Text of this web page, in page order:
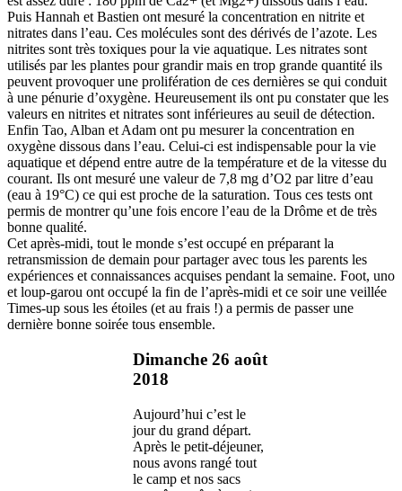
Puis Hannah et Bastien ont mesuré la concentration en nitrite et
nitrates dans l’eau. Ces molécules sont des dérivés de l’azote. Les
nitrites sont très toxiques pour la vie aquatique. Les nitrates sont
utilisés par les plantes pour grandir mais en trop grande quantité ils
peuvent provoquer une prolifération de ces dernières se qui conduit
à une pénurie d’oxygène. Heureusement ils ont pu constater que les
valeurs en nitrites et nitrates sont inférieures au seuil de détection.
Enfin Tao, Alban et Adam ont pu mesurer la concentration en
oxygène dissous dans l’eau. Celui-ci est indispensable pour la vie
aquatique et dépend entre autre de la température et de la vitesse du
courant. Ils ont mesuré une valeur de 7,8 mg d’O2 par litre d’eau
(eau à 19°C) ce qui est proche de la saturation. Tous ces tests ont
permis de montrer qu’une fois encore l’eau de la Drôme et de très
bonne qualité.
Cet après-midi, tout le monde s’est occupé en préparant la
retransmission de demain pour partager avec tous les parents les
expériences et connaissances acquises pendant la semaine. Foot, uno
et loup-garou ont occupé la fin de l’après-midi et ce soir une veillée
Times-up sous les étoiles (et au frais !) a permis de passer une
dernière bonne soirée tous ensemble.
Dimanche 26 août
2018
Aujourd’hui c’est le
jour du grand départ.
Après le petit-déjeuner,
nous avons rangé tout
le camp et nos sacs